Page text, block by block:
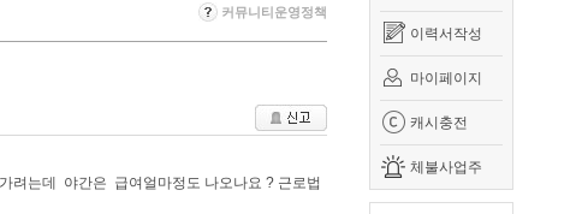
이력서작성
마이페이지
캐시충전
체불사업주
커뮤니티운영정책
려는데 야간은 급여얼마정도 나오나요 ? 근로법